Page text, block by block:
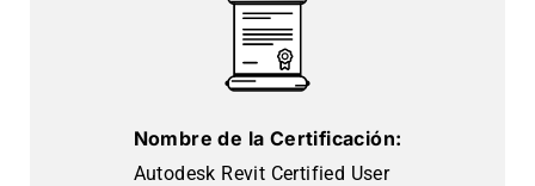
Nombre de la Certificación:
Autodesk Revit Certified User